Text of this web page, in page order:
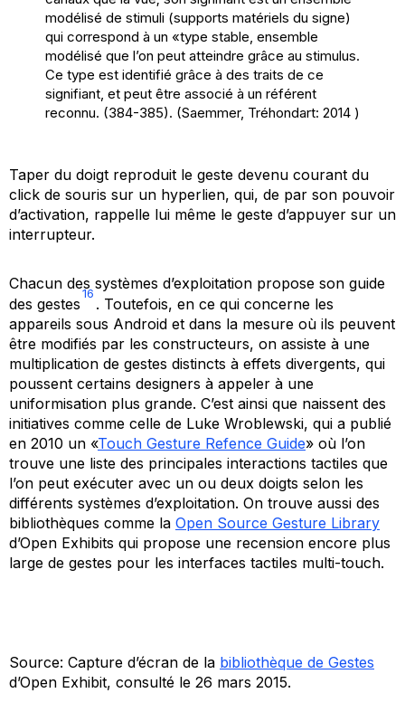
modélisé de stimuli (supports matériels du signe)
qui correspond à un «type stable, ensemble
modélisé que l’on peut atteindre grâce au stimulus.
Ce type est identifié grâce à des traits de ce
signifiant, et peut être associé à un référent
reconnu. (384-385). (Saemmer, Tréhondart: 2014 )
Taper du doigt reproduit le geste devenu courant du
click de souris sur un hyperlien, qui, de par son pouvoir
d’activation, rappelle lui même le geste d’appuyer sur un
interrupteur.
Chacun des systèmes d’exploitation propose son guide
des gestes
16
. Toutefois, en ce qui concerne les
appareils sous Android et dans la mesure où ils peuvent
être modifiés par les constructeurs, on assiste à une
multiplication de gestes distincts à effets divergents, qui
poussent certains designers à appeler à une
uniformisation plus grande. C’est ainsi que naissent des
initiatives comme celle de Luke Wroblewski, qui a publié
en 2010 un «Touch Gesture Refence Guide» où l’on
trouve une liste des principales interactions tactiles que
l’on peut exécuter avec un ou deux doigts selon les
différents systèmes d’exploitation. On trouve aussi des
bibliothèques comme la Open Source Gesture Library
d’Open Exhibits qui propose une recension encore plus
large de gestes pour les interfaces tactiles multi-touch.
Source: Capture d’écran de la bibliothèque de Gestes
d’Open Exhibit, consulté le 26 mars 2015.